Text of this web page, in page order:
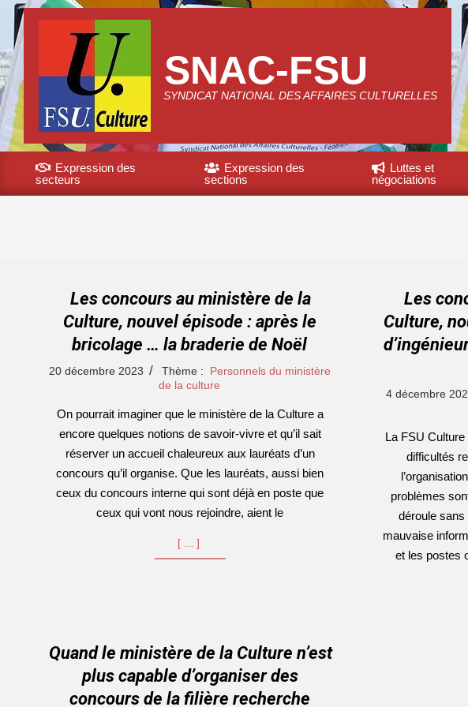
Skip
content
SNAC-FSU
SYNDICAT NATIONAL DES AFFAIRES CULTURELLES
Primary
Expression des
secteurs
Expression des
sections
Luttes et
négociations
Les concours au ministère de la
Culture, nouvel épisode : après le
bricolage … la braderie de Noël
2023-
20 décembre 2023 Thème :
Personnels du ministère
de la culture
On pourrait imaginer que le ministère de la Culture a
encore quelques notions de savoir-vivre et qu’il sait
réserver un accueil chaleureux aux lauréats d’un
concours qu’il organise. Que les lauréats, aussi bien
ceux du concours interne qui sont déjà en poste que
ceux qui vont nous rejoindre, aient le
[…]
Les
Culture,
2023-
4 décembre
La FSU
difficultés
problèmes
déroule
mauvaise
et les postes
Quand le ministère de la Culture n’est
plus capable d’organiser des
concours de la filière recherche